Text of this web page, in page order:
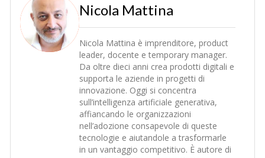
Nicola Mattina
Nicola Mattina è imprenditore, product
leader, docente e temporary manager.
Da oltre dieci anni crea prodotti digitali e
supporta le aziende in progetti di
innovazione. Oggi si concentra
sull’intelligenza artificiale generativa,
affiancando le organizzazioni
nell’adozione consapevole di queste
tecnologie e aiutandole a trasformarle
in un vantaggio competitivo. È autore di